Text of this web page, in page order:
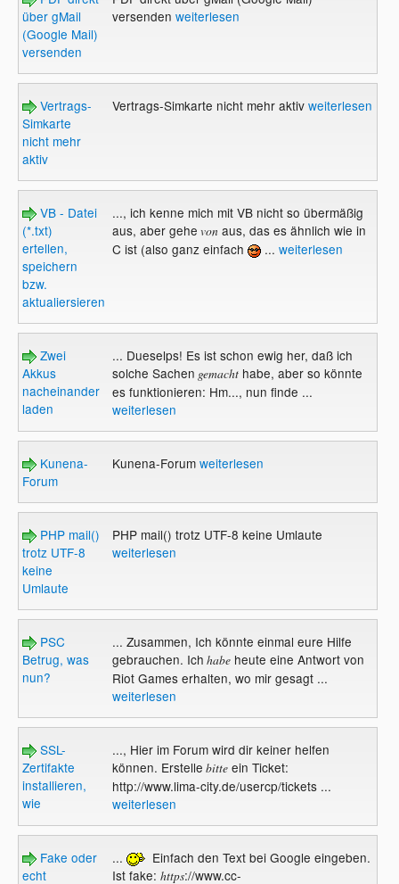
über gMail
(Google Mail)
versenden
versenden weiterlesen
Vertrags-
Simkarte
nicht mehr
aktiv
Vertrags-Simkarte nicht mehr aktiv weiterlesen
VB - Datei
(*.txt)
ertellen,
speichern
bzw.
aktualiersieren
..., ich kenne mich mit VB nicht so übermäßig
aus, aber gehe vonaus, das es ähnlich wie in
C ist (also ganz einfach
... weiterlesen
Zwei
Akkus
nacheinander
laden
... Dueselps! Es ist schon ewig her, daß ich
solche Sachen gemachthabe, aber so könnte
es funktionieren: Hm..., nun finde ...
weiterlesen
Kunena-
Forum
Kunena-Forum weiterlesen
PHP mail()
trotz UTF-8
keine
Umlaute
PHP mail() trotz UTF-8 keine Umlaute
weiterlesen
PSC
Betrug, was
nun?
... Zusammen, Ich könnte einmal eure Hilfe
gebrauchen. Ich habeheute eine Antwort von
Riot Games erhalten, wo mir gesagt ...
weiterlesen
SSL-
Zertifakte
installieren,
wie
..., Hier im Forum wird dir keiner helfen
können. Erstelle bitteein Ticket:
http://www.lima-city.de/usercp/tickets ...
weiterlesen
Fake oder
echt
...
Einfach den Text bei Google eingeben.
Ist fake: https://www.cc-